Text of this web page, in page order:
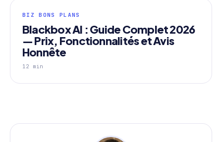
BIZ BONS PLANS
Blackbox AI : Guide Complet 2026
— Prix, Fonctionnalités et Avis
Honnête
12 min